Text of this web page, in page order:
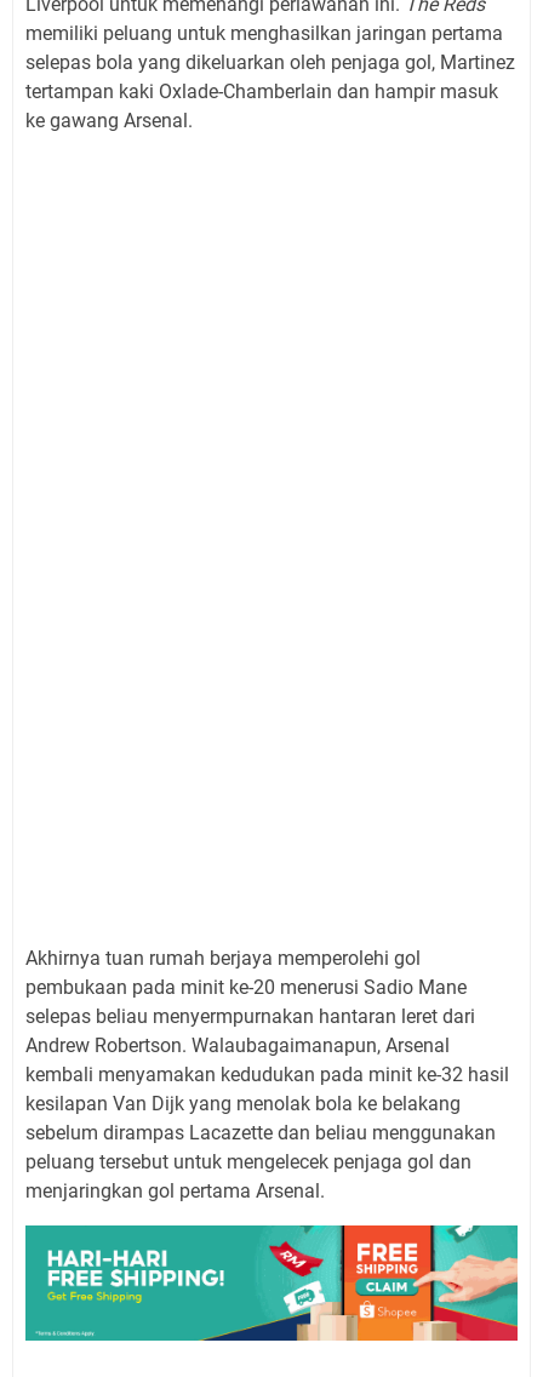
memiliki peluang untuk menghasilkan jaringan pertama
selepas bola yang dikeluarkan oleh penjaga gol, Martinez
tertampan kaki Oxlade-Chamberlain dan hampir masuk
ke gawang Arsenal.
Akhirnya tuan rumah berjaya memperolehi gol
pembukaan pada minit ke-20 menerusi Sadio Mane
selepas beliau menyermpurnakan hantaran leret dari
Andrew Robertson. Walaubagaimanapun, Arsenal
kembali menyamakan kedudukan pada minit ke-32 hasil
kesilapan Van Dijk yang menolak bola ke belakang
sebelum dirampas Lacazette dan beliau menggunakan
peluang tersebut untuk mengelecek penjaga gol dan
menjaringkan gol pertama Arsenal.